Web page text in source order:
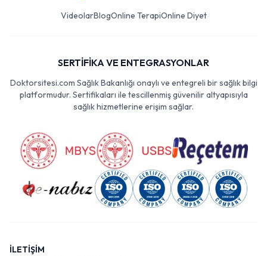
VideolarBlogOnline TerapiOnline Diyet
SERTİFİKA VE ENTEGRASYONLAR
Doktorsitesi.com Sağlık Bakanlığı onaylı ve entegreli bir sağlık bilgi
platformudur. Sertifikaları ile tescillenmiş güvenilir altyapısıyla
sağlık hizmetlerine erişim sağlar.
İLETİŞİM